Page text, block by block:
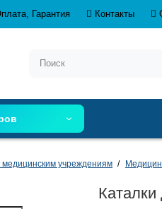
Гарантия Контакты
медицинским учреждениям
Каталки